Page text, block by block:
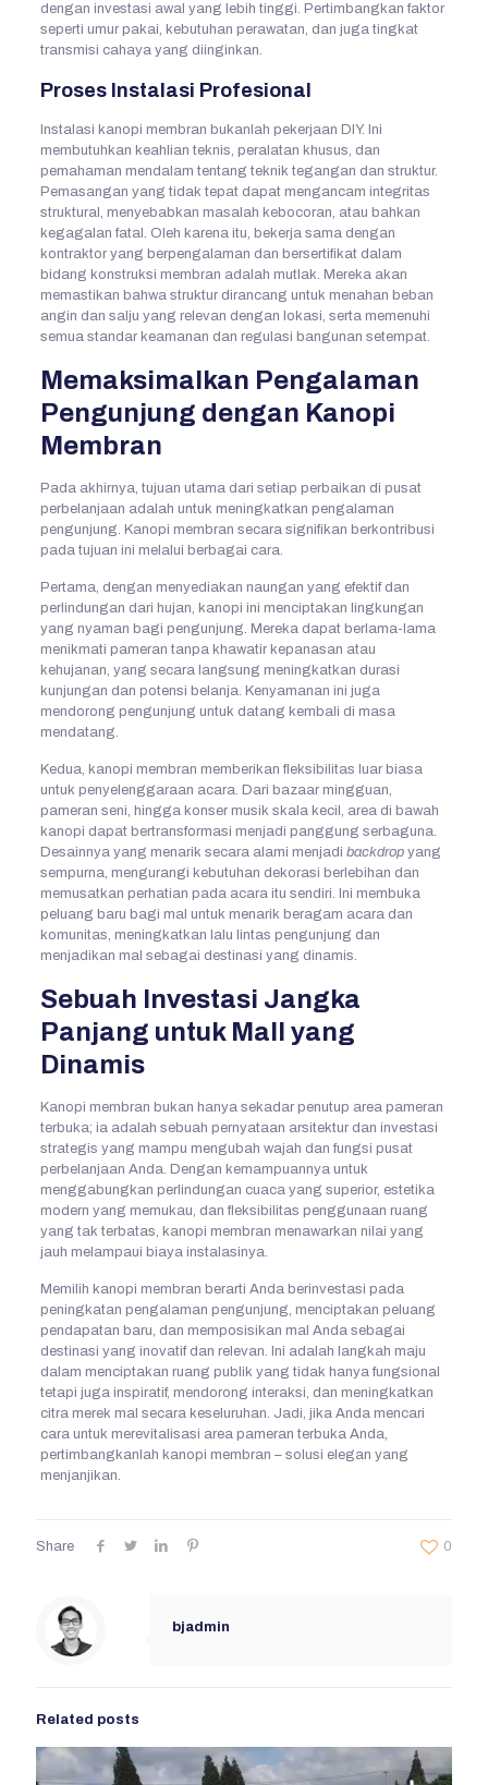
dengan investasi awal yang lebih tinggi. Pertimbangkan faktor
seperti umur pakai, kebutuhan perawatan, dan juga tingkat
transmisi cahaya yang diinginkan.
Proses Instalasi Profesional
Instalasi kanopi membran bukanlah pekerjaan DIY. Ini
membutuhkan keahlian teknis, peralatan khusus, dan
pemahaman mendalam tentang teknik tegangan dan struktur.
Pemasangan yang tidak tepat dapat mengancam integritas
struktural, menyebabkan masalah kebocoran, atau bahkan
kegagalan fatal. Oleh karena itu, bekerja sama dengan
kontraktor yang berpengalaman dan bersertifikat dalam
bidang konstruksi membran adalah mutlak. Mereka akan
memastikan bahwa struktur dirancang untuk menahan beban
angin dan salju yang relevan dengan lokasi, serta memenuhi
semua standar keamanan dan regulasi bangunan setempat.
Memaksimalkan Pengalaman
Pengunjung dengan Kanopi
Membran
Pada akhirnya, tujuan utama dari setiap perbaikan di pusat
perbelanjaan adalah untuk meningkatkan pengalaman
pengunjung. Kanopi membran secara signifikan berkontribusi
pada tujuan ini melalui berbagai cara.
Pertama, dengan menyediakan naungan yang efektif dan
perlindungan dari hujan, kanopi ini menciptakan lingkungan
yang nyaman bagi pengunjung. Mereka dapat berlama-lama
menikmati pameran tanpa khawatir kepanasan atau
kehujanan, yang secara langsung meningkatkan durasi
kunjungan dan potensi belanja. Kenyamanan ini juga
mendorong pengunjung untuk datang kembali di masa
mendatang.
Kedua, kanopi membran memberikan fleksibilitas luar biasa
untuk penyelenggaraan acara. Dari bazaar mingguan,
pameran seni, hingga konser musik skala kecil, area di bawah
kanopi dapat bertransformasi menjadi panggung serbaguna.
Desainnya yang menarik secara alami menjadi backdropyang
sempurna, mengurangi kebutuhan dekorasi berlebihan dan
memusatkan perhatian pada acara itu sendiri. Ini membuka
peluang baru bagi mal untuk menarik beragam acara dan
komunitas, meningkatkan lalu lintas pengunjung dan
menjadikan mal sebagai destinasi yang dinamis.
Sebuah Investasi Jangka
Panjang untuk Mall yang
Dinamis
Kanopi membran bukan hanya sekadar penutup area pameran
terbuka; ia adalah sebuah pernyataan arsitektur dan investasi
strategis yang mampu mengubah wajah dan fungsi pusat
perbelanjaan Anda. Dengan kemampuannya untuk
menggabungkan perlindungan cuaca yang superior, estetika
modern yang memukau, dan fleksibilitas penggunaan ruang
yang tak terbatas, kanopi membran menawarkan nilai yang
jauh melampaui biaya instalasinya.
Memilih kanopi membran berarti Anda berinvestasi pada
peningkatan pengalaman pengunjung, menciptakan peluang
pendapatan baru, dan memposisikan mal Anda sebagai
destinasi yang inovatif dan relevan. Ini adalah langkah maju
dalam menciptakan ruang publik yang tidak hanya fungsional
tetapi juga inspiratif, mendorong interaksi, dan meningkatkan
citra merek mal secara keseluruhan. Jadi, jika Anda mencari
cara untuk merevitalisasi area pameran terbuka Anda,
pertimbangkanlah kanopi membran – solusi elegan yang
menjanjikan.
Share 0
bjadmin
Related posts